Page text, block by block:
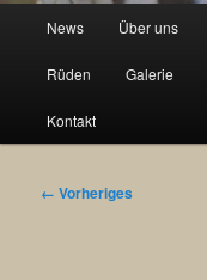
News Über uns
Rüden Galerie
Kontakt
Bilder-
← Vorheriges